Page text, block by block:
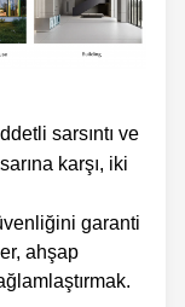
sarsıntı ve
karşı, iki
garanti
ahşap